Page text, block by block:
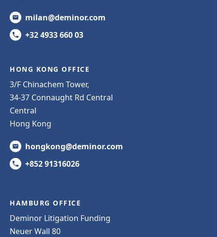
milan@deminor.com
+32 4933 660 03
HONG KONG OFFICE
3/F Chinachem Tower,
34-37 Connaught Rd Central
Central
Hong Kong
hongkong@deminor.com
+852 91316026
HAMBURG OFFICE
Deminor Litigation Funding
Neuer Wall 80